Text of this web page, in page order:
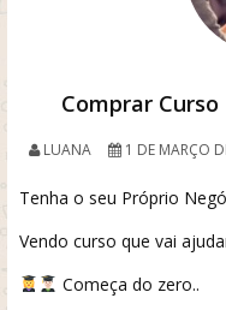
Comprar
LUANA 1 DE MARÇO
Tenha o seu Próprio
Vendo curso que vai
Começa do zero..